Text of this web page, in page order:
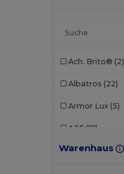
Ach. Brito® (2)
Albatros (22)
Armor Lux (5)
ATF (17)
Atlantis (102)
Warenhaus